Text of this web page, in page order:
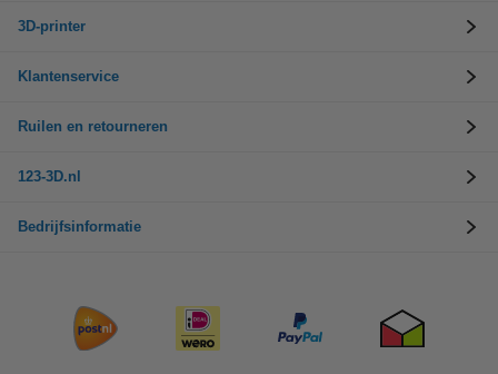
3D-printer
Klantenservice
Ruilen en retourneren
123-3D.nl
Bedrijfsinformatie